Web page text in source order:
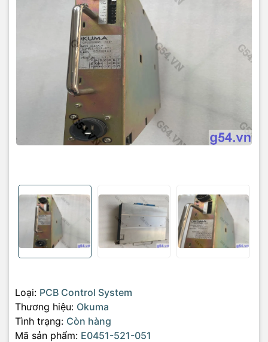
Loại: PCB Control System
Thương hiệu: Okuma
Tình trạng: Còn hàng
Mã sản phẩm: E0451-521-051
thích là rất quan trọng để đảm bảo hiệu suất và độ bền của máy.